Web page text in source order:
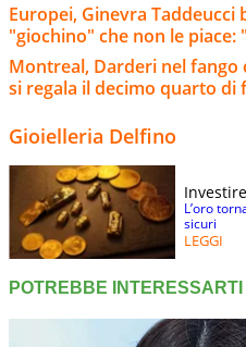
Europei, Ginevra
"giochino" che non le piace:
Montreal, Darderi nel fango
si regala il decimo quarto di
Gioielleria Delfino
L’oro
sicuri
LEGGI